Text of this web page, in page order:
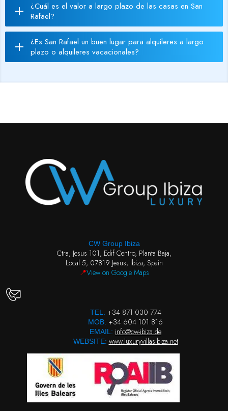
¿Cuál es el valor a largo plazo de las casas en San
Rafael?
¿Es San Rafael un buen lugar para alquileres a largo
plazo o alquileres vacacionales?
CW Group Ibiza
Ctra, Jesus 101, Edif Centro, Planta Baja,
Local 5, 07819 Jesus, Ibiza, Spain
📍View on Google Maps
TEL. +34 871 030 774
MOB. +34 604 101 816
EMAIL: info@cw-ibiza.de
WEBSITE: www.luxuryvillasibiza.net